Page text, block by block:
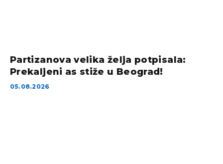
Partizanova velika želja potpisala:
Prekaljeni as stiže u Beograd!
05.08.2026